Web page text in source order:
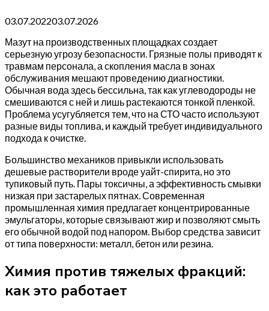
03.07.202203.07.2026
Мазут на производственных площадках создает
серьезную угрозу безопасности. Грязные полы приводят к
травмам персонала, а скопления масла в зонах
обслуживания мешают проведению диагностики.
Обычная вода здесь бессильна, так как углеводороды не
смешиваются с ней и лишь растекаются тонкой пленкой.
Проблема усугубляется тем, что на СТО часто используют
разные виды топлива, и каждый требует индивидуального
подхода к очистке.
Большинство механиков привыкли использовать
дешевые растворители вроде уайт-спирита, но это
тупиковый путь. Пары токсичны, а эффективность смывки
низкая при застарелых пятнах. Современная
промышленная химия предлагает концентрированные
эмульгаторы, которые связывают жир и позволяют смыть
его обычной водой под напором. Выбор средства зависит
от типа поверхности: металл, бетон или резина.
Химия против тяжелых фракций:
как это работает